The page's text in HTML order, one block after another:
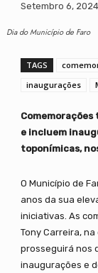
Setembro 6, 2024
Dia do Município de Faro
TAGS
inaugurações
e incluem
toponímicas,
O Município de
anos da sua
iniciativas. As
Tony Carreira,
prosseguirá nos
inaugurações e